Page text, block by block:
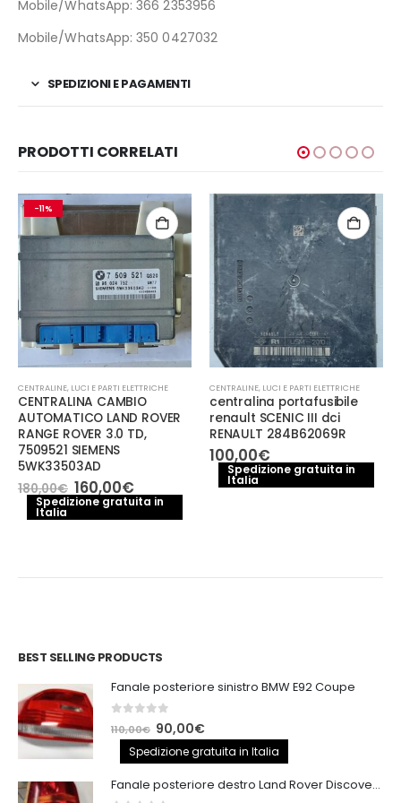
Mobile/WhatsApp: 366 2353956
Mobile/WhatsApp: 350 0427032
SPEDIZIONI E PAGAMENTI
PRODOTTI CORRELATI
-11%
CENTRALINE, LUCI E PARTI ELETTRICHE
CENTRALINA CAMBIO
AUTOMATICO LAND ROVER
RANGE ROVER 3.0 TD,
7509521 SIEMENS
5WK33503AD
180,00€ Il
prezzo
originale
160,00€Il
prezzo
attuale
Spedizione gratuita in
Italia
CENTRALINE, LUCI E PARTI ELETTRICHE
centralina portafusibile
renault SCENIC III dci
RENAULT 284B62069R
100,00€
Spedizione gratuita in
Italia
BEST SELLING PRODUCTS
Fanale posteriore sinistro BMW E92 Coupe
out of 5
110,00€ Il
prezzo
originale
era:
90,00€Il
prezzo
attuale
è:
Spedizione gratuita in Italia
Fanale posteriore destro Land Rover Discovery 3